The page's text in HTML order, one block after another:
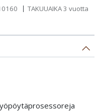
TAKUUAIKA 3 vuotta